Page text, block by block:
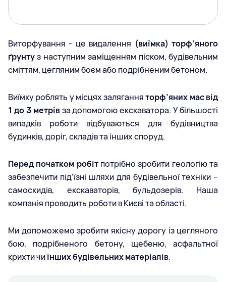
Виторфування - це видалення (виїмка) торф’яного
ґрунтуз наступним заміщенням піском, будівельним
сміттям, цегляним боєм або подрібненим бетоном.
Виїмку роблять у місцях заляганняторф’яних мас від
1 до 3 метрівза допомогою екскаватора. У більшості
випадків роботи відбуваються для будівництва
будинків, доріг, складів та інших споруд.
Перед початком робітпотрібно зробити геологію та
забезпечити під’їзні шляхи для будівельної техніки –
самоскидів, екскаваторів, бульдозерів. Наша
компанія проводить роботи в Києві та області.
Ми допоможемо зробити якісну дорогу із цегляного
бою, подрібненого бетону, щебеню, асфальтної
крихти чиінших будівельних матеріалів.